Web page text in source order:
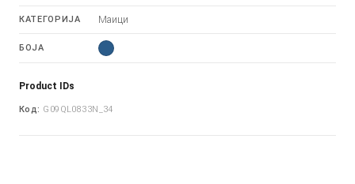
КАТЕГОРИЈА Маици
БОЈА
Product IDs
Код: G09QL0833N_34